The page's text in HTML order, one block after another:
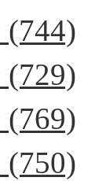
(744)
(729)
(769)
(750)